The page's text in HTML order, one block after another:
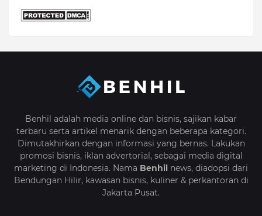
Benhil adalah media online dan bisnis, sajikan kabar
terbaru serta artikel menarik dengan beberapa kategori.
Dimutakhirkan dengan informasi yang bernas. Lakukan
promosi bisnis, iklan advertorial, sebagai media digital
marketing di Indonesia. Nama Benhil news, diadopsi dari
Bendungan Hilir, kawasan bisnis, kuliner & perkantoran di
Jakarta Pusat.